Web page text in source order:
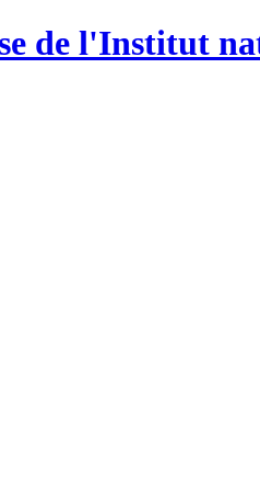
de l'Institut